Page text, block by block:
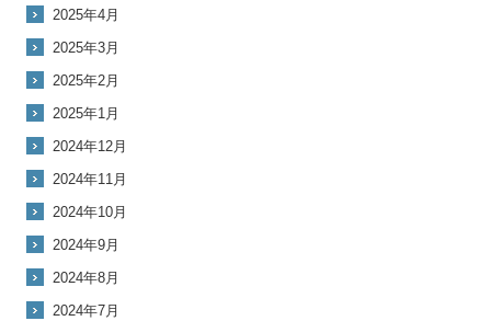
2025年4月
2025年3月
2025年2月
2025年1月
2024年12月
2024年11月
2024年10月
2024年9月
2024年8月
2024年7月